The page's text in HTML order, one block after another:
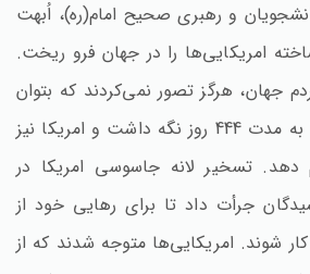
و رهبری صحیح امام‌(ره‌)، اُبهت
امریکایی‌ها را در جهان فرو ریخت‌.
جهان‌، هرگز تصور نمی‌کردند که بتوان
52 گروگان امریکایی را به مدت 444 روز نگه داشت و امریکا نیز
دهد. تسخیر لانه جاسوسی امریکا در
جرأت داد تا برای رهایی خود از
شوند. امریکایی‌ها متوجه شدند که از